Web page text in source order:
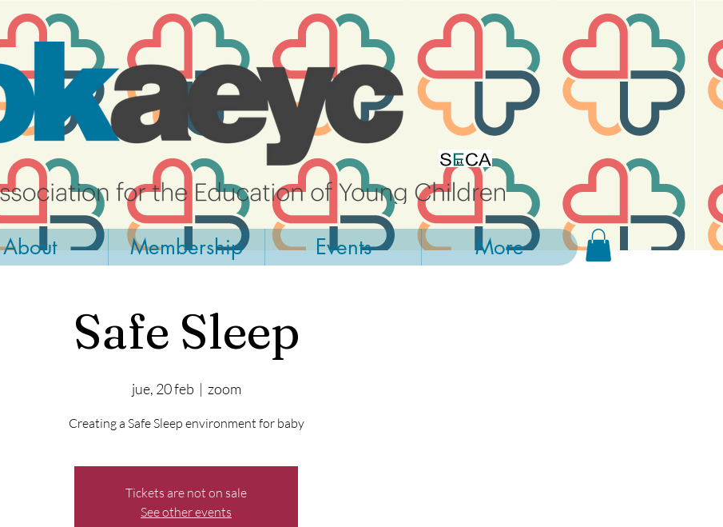
About Membership Events More
Safe Sleep
jue, 20 feb
  |
zoom
Creating a Safe Sleep environment for baby
Tickets are not on sale
See other events